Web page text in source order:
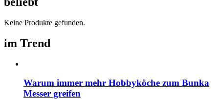
Keine Produkte gefunden.
im Trend
Warum immer mehr Hobbyköche zum Bunka
Messer greifen